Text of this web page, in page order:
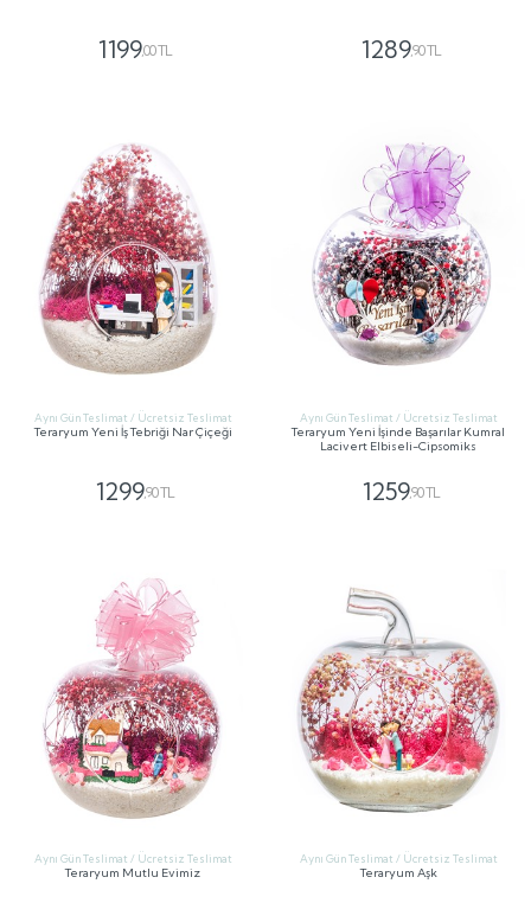
1199,00 TL 1289,90 TL
Aynı Gün Teslimat / Ücretsiz Teslimat
Teraryum Yeni İş Tebriği Nar Çiçeği
1299,90 TL
Aynı Gün Teslimat / Ücretsiz Teslimat
Teraryum Yeni İşinde Başarılar Kumral
Lacivert Elbiseli-Cipsomiks
1259,90 TL
Aynı Gün Teslimat / Ücretsiz Teslimat
Teraryum Mutlu Evimiz
Aynı Gün Teslimat / Ücretsiz Teslimat
Teraryum Aşk